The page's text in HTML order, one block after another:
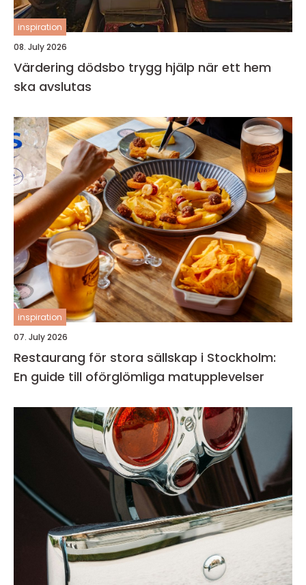
inspiration
08. July 2026
Värdering dödsbo trygg hjälp när ett hem
ska avslutas
inspiration
07. July 2026
Restaurang för stora sällskap i Stockholm:
En guide till oförglömliga matupplevelser